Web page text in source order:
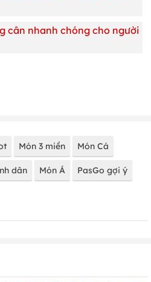
cân nhanh chóng cho người
Món 3 miền Món Cá
dân Món Á PasGo gợi ý